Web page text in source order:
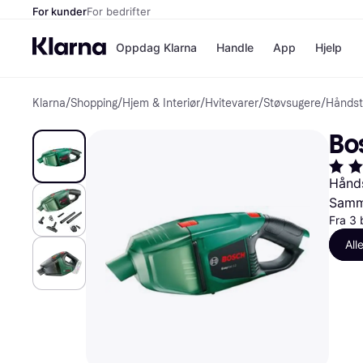
For kunderFor bedrifter
Oppdag Klarna
Betal nå
Betal i 3
Betal innen
Finansiering
Handle
Butikker
kicks.no
App Hjelp
Klarna/Shopping/Hjem & Interiør/Hvitevarer/Støvsugere/
Fra 3
Alle